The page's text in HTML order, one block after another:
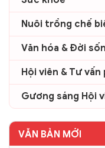
Nuôi trồng chế
Văn hóa & Đời
Hội viên & Tư vấn
Gương sáng Hội
VĂN BẢN MỚI